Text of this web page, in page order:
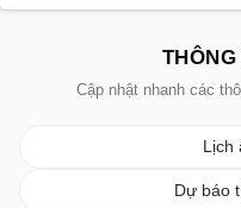
Cập nhật nhanh các
Lịch
Dự báo